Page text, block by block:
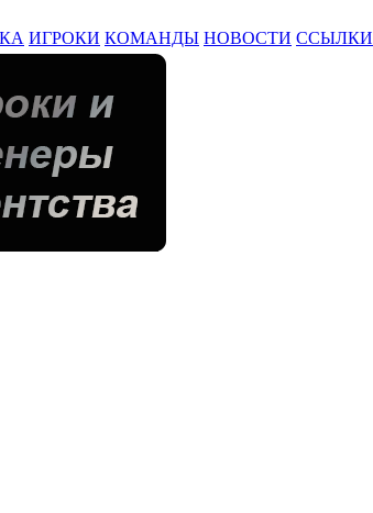
ИГРОКИ КОМАНДЫ НОВОСТИ ССЫЛКИ